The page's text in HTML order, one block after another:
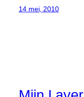
14 mei, 2010